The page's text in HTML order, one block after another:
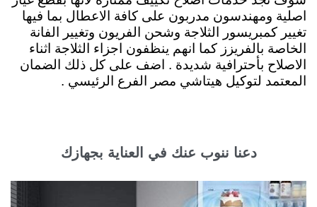
اصلية ومهندسون مدربون على كافة الاعطال بما فيها
تغيير كمبريسور الثلاجة وشحن الفريون وتغيير الفانة
الخاصة بالفريزز كما انهم ينظفون اجزاء الثلاجة اثناء
الاصلاح بأحترافية شديدة . اضف على كل ذلك الضمان
المعتمد لتوكيل هيتاشي مصر الفرع الرئيسي .
دعنا ننوب عنك في العناية بجهازك